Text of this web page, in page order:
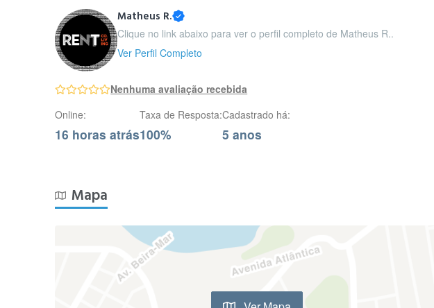
Matheus R.
Clique no link abaixo para ver o perfil completo de Matheus R..
Ver Perfil Completo
Nenhuma avaliação recebida
Online:
16 horas atrás
Taxa de Resposta:
100%
Cadastrado há:
5 anos
Mapa